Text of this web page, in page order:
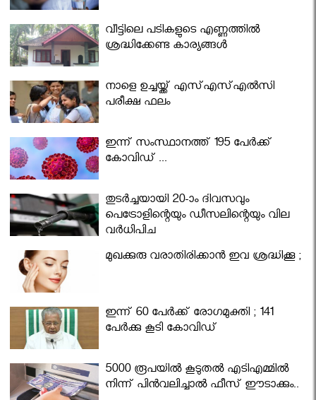
വീട്ടിലെ പടികളുടെ എണ്ണത്തിൽ
ശ്രദ്ധിക്കേണ്ട കാര്യങ്ങൾ
നാളെ ഉച്ചയ്ക്ക് എസ്എസ്എല്‍സി
പരീക്ഷ ഫലം
ഇന്ന് സംസ്ഥാനത്ത് 195 പേര്‍ക്ക്
കോവിഡ് ...
തുടർച്ചയായി 20-ാം ദിവസവും
പെട്രോളിന്റെയും ഡീസലിന്റെയും വില
വര്‍ധിപ്പിച്ചു
മുഖക്കുരു വരാതിരിക്കാന്‍ ഇവ ശ്രദ്ധിക്കൂ ;
ഇന്ന് 60 പേർക്ക് രോഗമുക്തി ; 141
പേര്‍ക്കു കൂടി കോവിഡ്
5000 രൂപയിൽ കൂടുതൽ എടിഎമ്മിൽ
നിന്ന് പിൻവലിച്ചാൽ ഫീസ് ഈടാക്കും..